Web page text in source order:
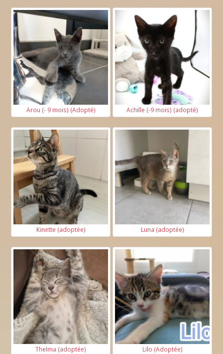
Arou (- 9 mois) (Adopté) Achille (-9 mois) (adopté)
Kinette (adoptée) Luna (adoptée)
Thelma (adoptée) Lilo (Adoptée)